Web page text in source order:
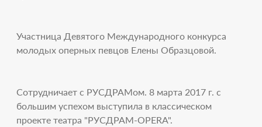
Участница Девятого Международного конкурса
молодых оперных певцов Елены Образцовой.
Сотрудничает с РУСДРАМом. 8 марта 2017 г. с
большим успехом выступила в классическом
проекте театра "РУСДРАМ-OPERA".